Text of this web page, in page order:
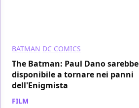
BATMAN DC COMICS
The Batman: Paul Dano sarebbe
disponibile a tornare nei panni
dell'Enigmista
FILM